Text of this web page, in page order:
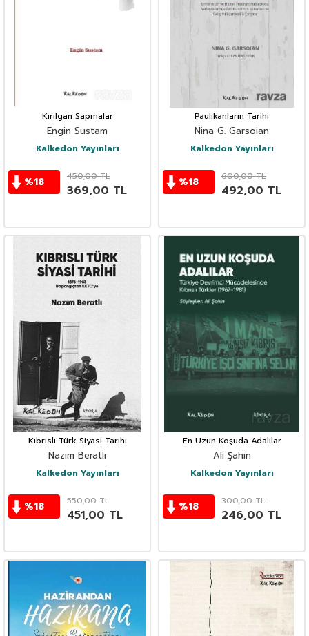
Kırılgan Sapmalar
Engin Sustam
Kalkedon Yayınları
%18 450,00TL
369,00 TL
Paulikanların Tarihi
Nina G. Garsoian
Kalkedon Yayınları
%18 600,00TL
492,00 TL
Kıbrıslı Türk Siyasi Tarihi
Nazım Beratlı
Kalkedon Yayınları
%18 550,00TL
451,00 TL
En Uzun Koşuda Adalılar
Ali Şahin
Kalkedon Yayınları
%18 300,00TL
246,00 TL